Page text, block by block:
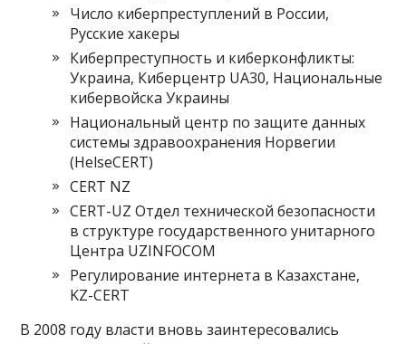
Число киберпреступлений в России,
Русские хакеры
Киберпреступность и киберконфликты:
Украина, Киберцентр UA30, Национальные
кибервойска Украины
Национальный центр по защите данных
системы здравоохранения Норвегии
(HelseCERT)
CERT NZ
CERT-UZ Отдел технической безопасности
в структуре государственного унитарного
Центра UZINFOCOM
Регулирование интернета в Казахстане,
KZ-CERT
В 2008 году власти вновь заинтересовались